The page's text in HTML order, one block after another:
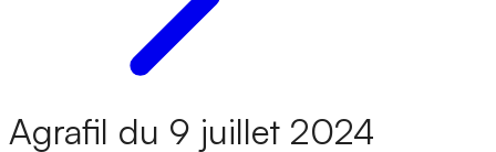
Agrafil du 9 juillet 2024